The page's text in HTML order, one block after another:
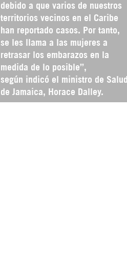
debido a que varios de nuestros
territorios vecinos en el Caribe
han reportado casos. Por tanto,
se les llama a las mujeres a
retrasar los embarazos en la
medida de lo posible”,
según indicó el ministro de Salud
de Jamaica, Horace Dalley.